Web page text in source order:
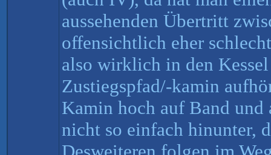
aussehenden Übertritt
offensichtlich eher
also wirklich in den
Zustiegspfad/-kamin
Kamin hoch auf Band
nicht so einfach hinunter,